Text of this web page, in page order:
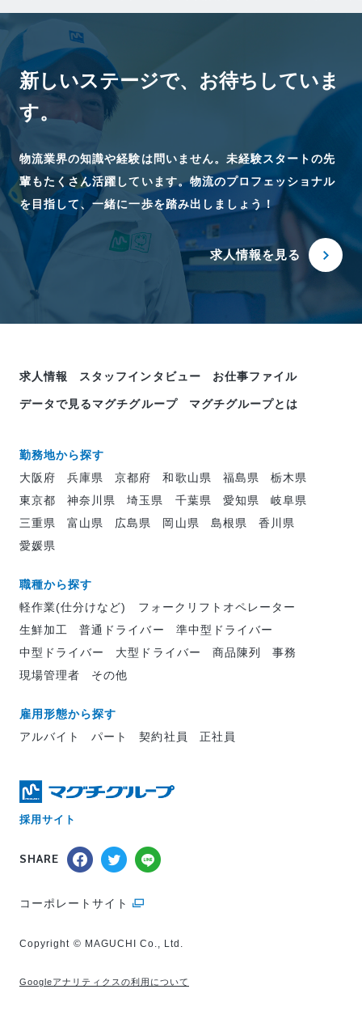
新しいステージで、 お待ちしていま
す。
物流業界の知識や経験は問いません。未経験スタートの先
輩もたくさん活躍しています。物流のプロフェッショナル
を目指して、一緒に一歩を踏み出しましょう！
求人情報を見る
求人情報 スタッフインタビュー お仕事ファイル
データで見るマグチグループ マグチグループとは
勤務地から探す
大阪府
兵庫県 京都府 和歌山県 福島県
栃木県
東京都
神奈川県 埼玉県 千葉県 愛知県
岐阜県
三重県
富山県 広島県 岡山県 島根県
香川県
愛媛県
職種から探す
軽作業(仕分けなど)
フォークリフトオペレーター
生鮮加工
普通ドライバー
準中型ドライバー
中型ドライバー
大型ドライバー 商品陳列
事務
現場管理者
その他
雇用形態から探す
アルバイト
パート 契約社員 正社員
採用サイト
SHARE
コーポレートサイト
Copyright © MAGUCHI Co., Ltd.
Googleアナリティクスの利用について